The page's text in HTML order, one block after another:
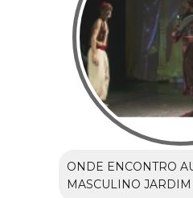
ONDE ENCONTRO
MASCULINO